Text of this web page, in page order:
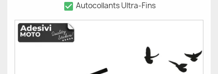
check_box Autocollants Ultra-Fins